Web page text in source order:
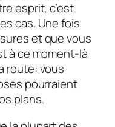
esprit, c’est
cas. Une fois
et que vous
à ce moment-là
route: vous
pourraient
plans.